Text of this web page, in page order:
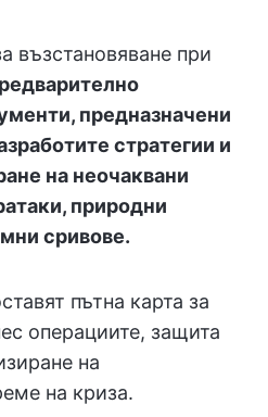
възстановяване при
предназначени
стратегии и
на неочаквани
природни
сривове.
пътна карта за
операциите, защита
на
на криза.